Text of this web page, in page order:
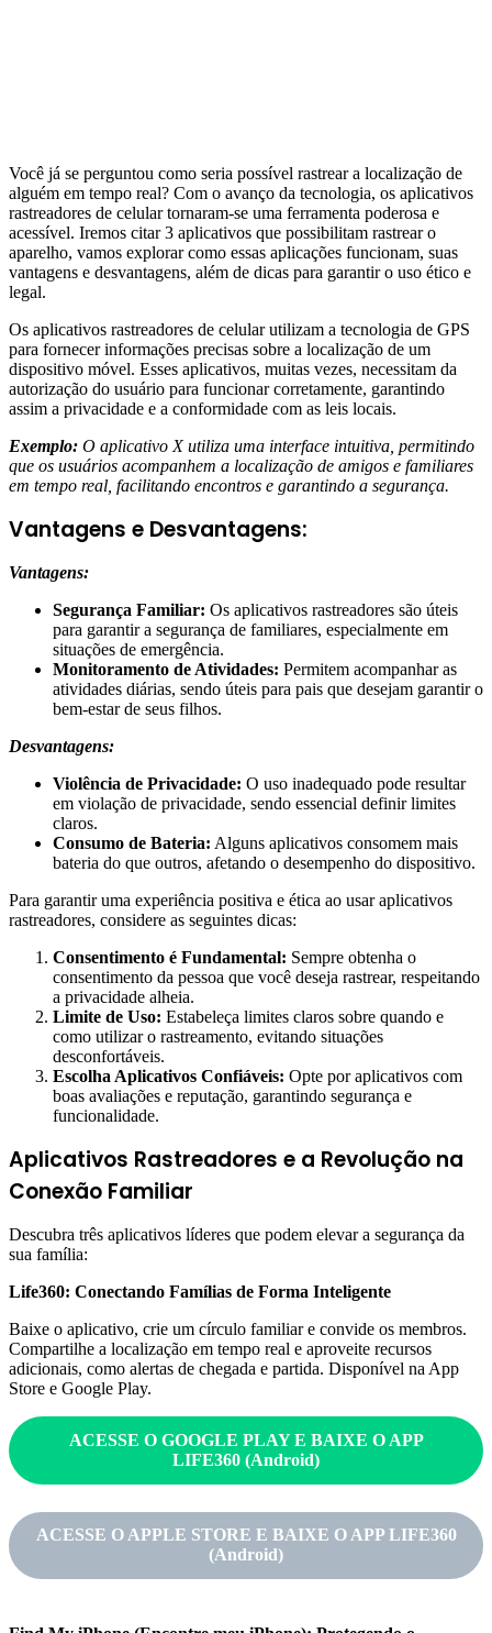
Você já se perguntou como seria possível rastrear a localização de
alguém em tempo real? Com o avanço da tecnologia, os aplicativos
rastreadores de celular tornaram-se uma ferramenta poderosa e
acessível. Iremos citar 3 aplicativos que possibilitam rastrear o
aparelho, vamos explorar como essas aplicações funcionam, suas
vantagens e desvantagens, além de dicas para garantir o uso ético e
legal.
Os aplicativos rastreadores de celular utilizam a tecnologia de GPS
para fornecer informações precisas sobre a localização de um
dispositivo móvel. Esses aplicativos, muitas vezes, necessitam da
autorização do usuário para funcionar corretamente, garantindo
assim a privacidade e a conformidade com as leis locais.
Exemplo: O aplicativo X utiliza uma interface intuitiva, permitindo
que os usuários acompanhem a localização de amigos e familiares
em tempo real, facilitando encontros e garantindo a segurança.
Vantagens e Desvantagens:
Vantagens:
Segurança Familiar: Os aplicativos rastreadores são úteis
para garantir a segurança de familiares, especialmente em
situações de emergência.
Monitoramento de Atividades: Permitem acompanhar as
atividades diárias, sendo úteis para pais que desejam garantir o
bem-estar de seus filhos.
Desvantagens:
Violência de Privacidade: O uso inadequado pode resultar
em violação de privacidade, sendo essencial definir limites
claros.
Consumo de Bateria: Alguns aplicativos consomem mais
bateria do que outros, afetando o desempenho do dispositivo.
Para garantir uma experiência positiva e ética ao usar aplicativos
rastreadores, considere as seguintes dicas:
Consentimento é Fundamental: Sempre obtenha o
consentimento da pessoa que você deseja rastrear, respeitando
a privacidade alheia.
Limite de Uso: Estabeleça limites claros sobre quando e
como utilizar o rastreamento, evitando situações
desconfortáveis.
Escolha Aplicativos Confiáveis: Opte por aplicativos com
boas avaliações e reputação, garantindo segurança e
funcionalidade.
Aplicativos Rastreadores e a Revolução na
Conexão Familiar
Descubra três aplicativos líderes que podem elevar a segurança da
sua família:
Life360: Conectando Famílias de Forma Inteligente
Baixe o aplicativo, crie um círculo familiar e convide os membros.
Compartilhe a localização em tempo real e aproveite recursos
adicionais, como alertas de chegada e partida. Disponível na App
Store e Google Play.
ACESSE O GOOGLE PLAY E BAIXE O APP
LIFE360 (Android)
ACESSE O APPLE STORE E BAIXE O APP LIFE360
(Android)